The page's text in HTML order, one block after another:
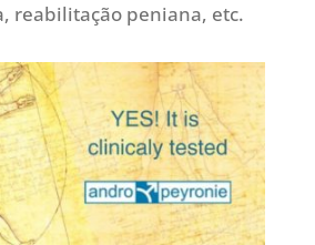
reabilitação peniana, etc.